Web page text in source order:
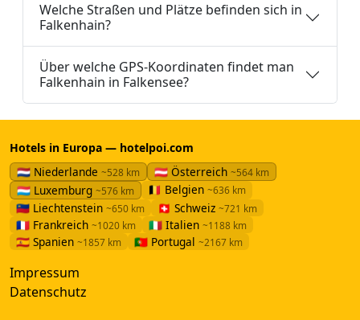
Welche Straßen und Plätze befinden sich in
Falkenhain?
Über welche GPS-Koordinaten findet man
Falkenhain in Falkensee?
Hotels in Europa — hotelpoi.com
🇳🇱 Niederlande ~528 km 🇦🇹 Österreich ~564 km
🇱🇺 Luxemburg ~576 km 🇧🇪 Belgien ~636 km
🇱🇮 Liechtenstein ~650 km 🇨🇭 Schweiz ~721 km
🇫🇷 Frankreich ~1020 km 🇮🇹 Italien ~1188 km
🇪🇸 Spanien ~1857 km 🇵🇹 Portugal ~2167 km
Impressum
Datenschutz